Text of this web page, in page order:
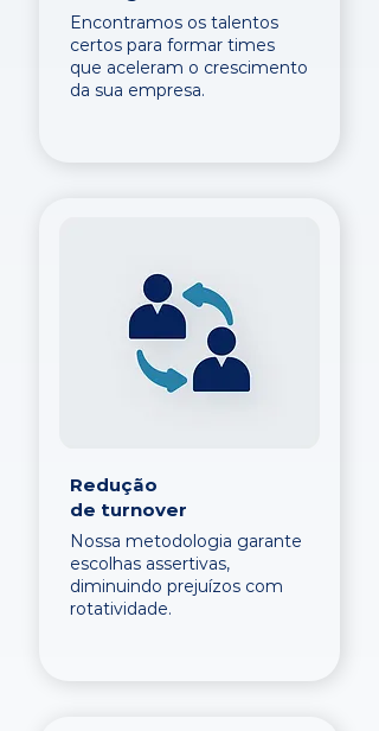
Encontramos os talentos
certos para formar times
que aceleram o crescimento
da sua empresa.
Redução
de turnover
Nossa metodologia garante
escolhas assertivas,
diminuindo prejuízos com
rotatividade.